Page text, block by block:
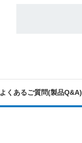
よくあるご質問(製品Q&A)